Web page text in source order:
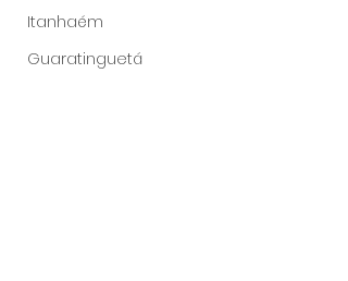
Itanhaém
Guaratinguetá